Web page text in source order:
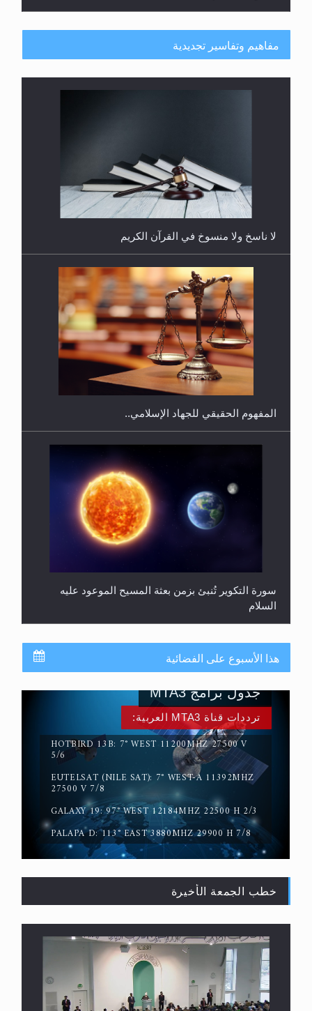
هل يُحسب حول الزكاة وفق السنة الميلادية أو الهجرية؟
هل يجوز فتح مشروع كوافير نسائي للمحجبات وغير
المحجبات؟
مفاهيم وتفاسير تجديدية
لا ناسخ ولا منسوخ في القرآن الكريم
المفهوم الحقيقي للجهاد الإسلامي..
سورة التكوير تُنبئ بزمن بعثة المسيح الموعود عليه
السلام
حقيقة المسيح الدجال
القرآن قاضٍ وحكمٌ على السنة ومهيمنٌ عليها.. ليس
العكس
هذا الأسبوع على الفضائية
ترددات قناة MTA3 العربية:
HOTBIRD 13B: 7° WEST 11200MHZ 27500 V
5/6
EUTELSAT (NILE SAT): 7° WEST-A 11392MHZ
27500 V 7/8
GALAXY 19: 97° WEST 12184MHZ 22500 H 2/3
PALAPA D: 113° EAST 3880MHZ 29900 H 7/8
جدول برامج MTA3
خطب الجمعة الأخيرة